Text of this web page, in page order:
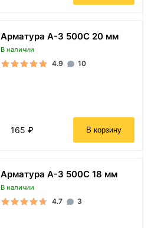
Арматура А-3 500С 20 мм
В наличии
4.9 10
165 ₽ В корзину
Арматура А-3 500С 18 мм
В наличии
4.7 3